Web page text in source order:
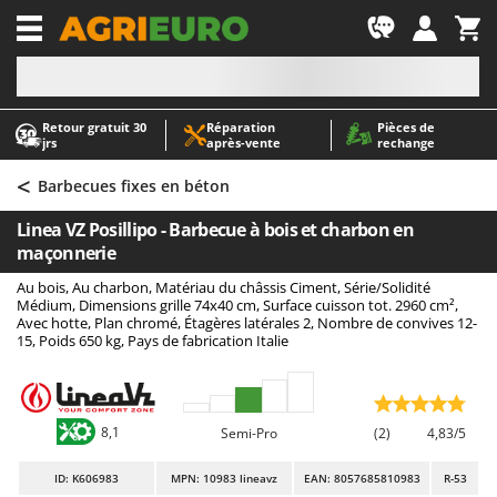
Retour gratuit 30
jrs
Réparation
après‑vente
Pièces de
rechange
-1
A
Abris de jardin
Accessoires pour tracteurs tondeuses autoportés
Aérateurs Scarificateurs pour gazon
Arracheuses de pommes de terre pour tracteur
Aspirateurs - Balais Électriques
Aspirateurs à cendres
Aspirateurs à feuilles sur roues
Aspirateurs de piscine
Aspirateurs Multifonctions
Atomiseurs agricoles pour tracteurs
Atomiseurs pour traitements
A
AgriEuro Premium
AgriEuro TOP-LINE
AGT
Aima
Airmec
AL-KO
ALA 2000
Alce
Alpina
Ama
< Barbecues fixes en béton
Linea VZ Posillipo - Barbecue à bois et charbon en
maçonnerie
Au bois, Au charbon, Matériau du châssis Ciment, Série/Solidité
Médium, Dimensions grille 74x40 cm, Surface cuisson tot. 2960 cm²,
Avec hotte, Plan chromé, Étagères latérales 2, Nombre de convives 12-
15, Poids 650 kg, Pays de fabrication Italie
8,1 Semi-Pro (2) 4,83/5
ID: K606983 MPN: 10983 lineavz EAN: 8057685810983 R-53